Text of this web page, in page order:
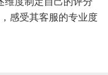
感受其客服的专业度